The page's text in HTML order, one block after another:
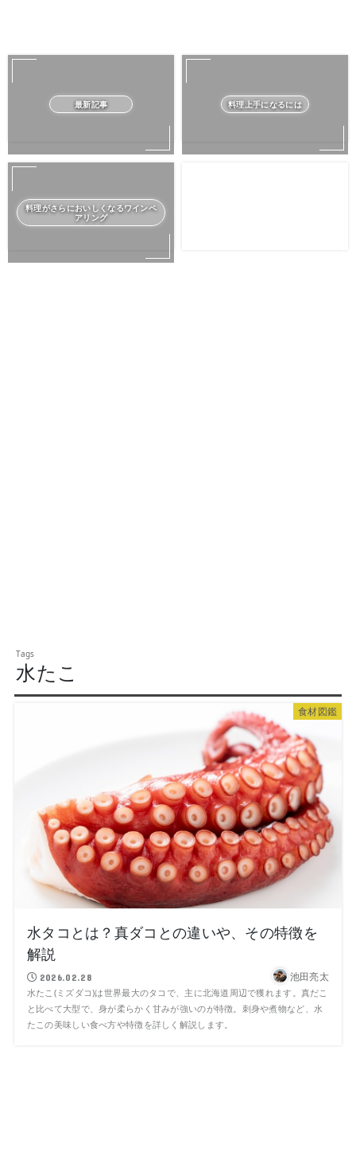
最新記事 料理上手になるには
料理がさらにおいしくなるワインペ
アリング
水たこ
食材図鑑
水タコとは？真ダコとの違いや、その特徴を
解説
2026.02.28 池田亮太
水たこ(ミズダコ)は世界最大のタコで、主に北海道周辺で獲れます。真だこ
と比べて大型で、身が柔らかく甘みが強いのが特徴。刺身や煮物など、水
たこの美味しい食べ方や特徴を詳しく解説します。